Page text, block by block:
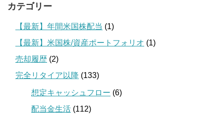
カテゴリー
【最新】年間米国株配当 (1)
【最新】米国株/資産ポートフォリオ (1)
売却履歴 (2)
完全リタイア以降 (133)
想定キャッシュフロー (6)
配当金生活 (112)